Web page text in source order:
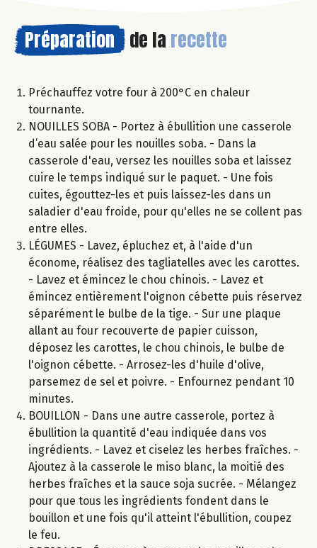
Préparation de la recette
Préchauffez votre four à 200°C en chaleur
tournante.
NOUILLES SOBA - Portez à ébullition une casserole
d’eau salée pour les nouilles soba. - Dans la
casserole d'eau, versez les nouilles soba et laissez
cuire le temps indiqué sur le paquet. - Une fois
cuites, égouttez-les et puis laissez-les dans un
saladier d'eau froide, pour qu'elles ne se collent pas
entre elles.
LÉGUMES - Lavez, épluchez et, à l'aide d'un
économe, réalisez des tagliatelles avec les carottes.
- Lavez et émincez le chou chinois. - Lavez et
émincez entièrement l'oignon cébette puis réservez
séparément le bulbe de la tige. - Sur une plaque
allant au four recouverte de papier cuisson,
déposez les carottes, le chou chinois, le bulbe de
l'oignon cébette. - Arrosez-les d'huile d'olive,
parsemez de sel et poivre. - Enfournez pendant 10
minutes.
BOUILLON - Dans une autre casserole, portez à
ébullition la quantité d'eau indiquée dans vos
ingrédients. - Lavez et ciselez les herbes fraîches. -
Ajoutez à la casserole le miso blanc, la moitié des
herbes fraîches et la sauce soja sucrée. - Mélangez
pour que tous les ingrédients fondent dans le
bouillon et une fois qu'il atteint l'ébullition, coupez
le feu.